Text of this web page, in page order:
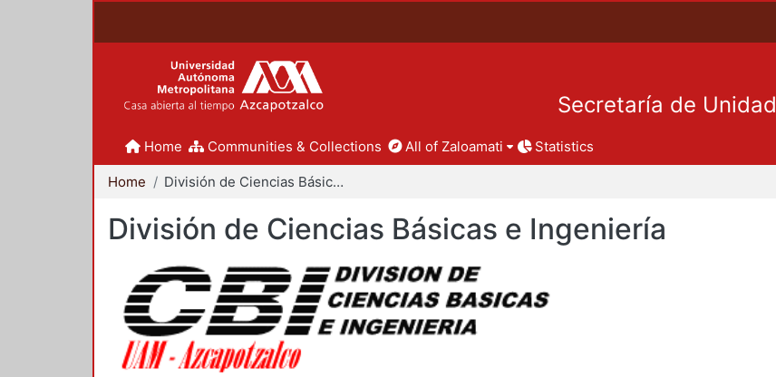
Secretaría de Unidad
Home Communities & Collections All of Zaloamati Statistics
Home División de Ciencias Básicas e Ingeniería
División de Ciencias Básicas e Ingeniería